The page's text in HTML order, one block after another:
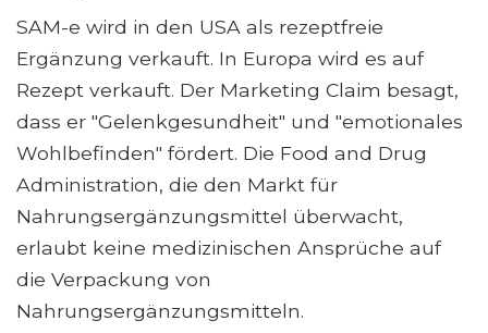
SAM-e wird in den USA als rezeptfreie
Ergänzung verkauft. In Europa wird es auf
Rezept verkauft. Der Marketing Claim besagt,
dass er "Gelenkgesundheit" und "emotionales
Wohlbefinden" fördert. Die Food and Drug
Administration, die den Markt für
Nahrungsergänzungsmittel überwacht,
erlaubt keine medizinischen Ansprüche auf
die Verpackung von
Nahrungsergänzungsmitteln.